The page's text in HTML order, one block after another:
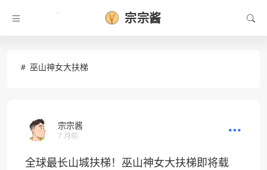
宗宗酱
巫山神女大扶梯
宗宗酱
7 月前
全球最长山城扶梯！巫山神女大扶梯即将载